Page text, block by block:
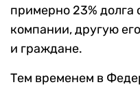
примерно 23%
компании, другую
и граждане.
Тем временем в